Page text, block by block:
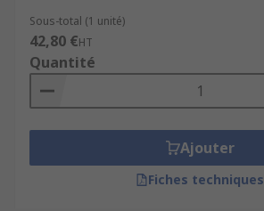
Sous-total (1 unité)
42,80 €HT
Quantité
Ajouter
Fiches techniques